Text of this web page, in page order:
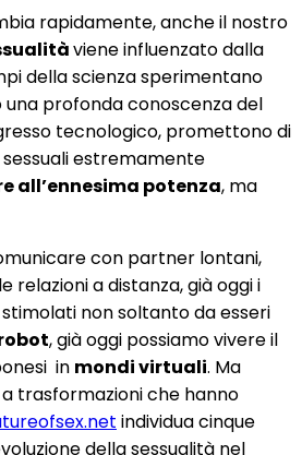
rapidamente, anche il nostro
viene influenzato dalla
della scienza sperimentano
una profonda conoscenza del
tecnologico, promettono di
estremamente
all’ennesima potenza, ma
con partner lontani,
relazioni a distanza, già oggi i
non soltanto da esseri
, già oggi possiamo vivere il
in mondi virtuali. Ma
trasformazioni che hanno
individua cinque
della sessualità nel